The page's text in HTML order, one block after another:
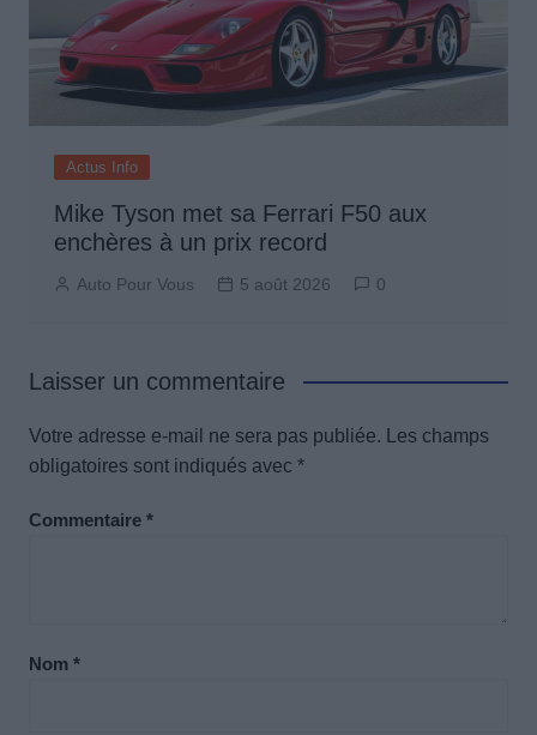
Actus Info
Mike Tyson met sa Ferrari F50 aux
enchères à un prix record
Auto Pour Vous 5 août 2026 0
Laisser un commentaire
Votre adresse e-mail ne sera pas publiée.
Les champs
obligatoires sont indiqués avec *
Commentaire *
Nom *